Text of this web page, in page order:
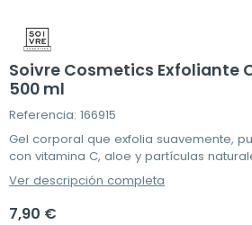
Soivre Cosmetics Exfoliante
500 ml
Referencia: 166915
Gel corporal que exfolia suavemente,
con vitamina C, aloe y partículas
Ver descripción completa
7,90 €